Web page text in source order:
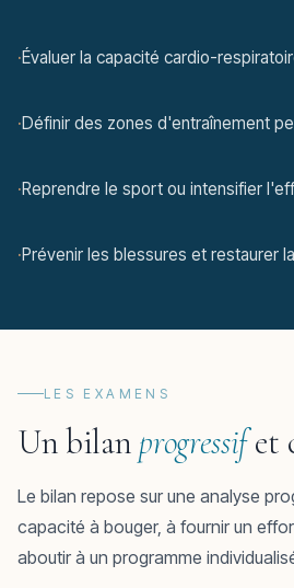
·Évaluer la capacité cardio-
·Définir des zones d'entraînement
·Reprendre le sport ou intensifier
·Prévenir les blessures et restaurer
LES EXAMENS
Un bilan progressifet
Le bilan repose sur une analyse
capacité à bouger, à fournir un
aboutir à un programme